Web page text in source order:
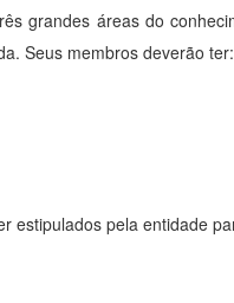
grandes áreas do
Seus membros deverão ter:
estipulados pela entidade